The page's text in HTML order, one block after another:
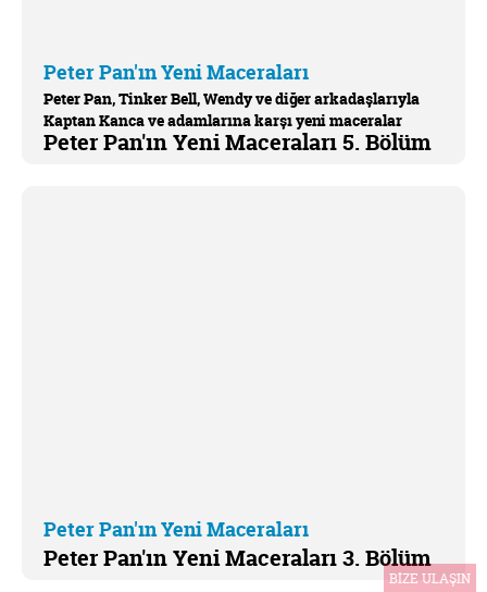
Peter Pan'ın Yeni Maceraları
Peter Pan, Tinker Bell, Wendy ve diğer arkadaşlarıyla
Kaptan Kanca ve adamlarına karşı yeni maceralar
yaşamaya devam ediyor.
Peter Pan'ın Yeni Maceraları 5. Bölüm
Peter Pan'ın Yeni Maceraları
Peter Pan'ın Yeni Maceraları 3. Bölüm
BİZE ULAŞIN